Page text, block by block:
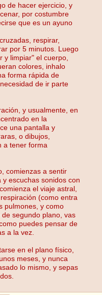
de hacer ejercicio, y
por costumbre
que es un ayuno
respirar,
por 5 minutos. Luego
y limpiar" el cuerpo,
colores, inhalo
forma rápida de
de ir parte
y usualmente, en
en la
una pantalla y
o dibujos,
a tener forma
comienzas a sentir
escuchas sonidos con
el viaje astral,
(como entra
pulmones, y como
segundo plano, vas
puedes pensar de
a la vez.
en el plano físico,
meses, y nunca
lo mismo, y sepas